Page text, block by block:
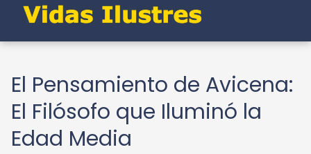
El Pensamiento de Avicena:
El Filósofo que Iluminó la
Edad Media